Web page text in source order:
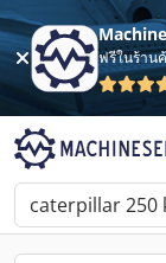
ฟรีในร้าน